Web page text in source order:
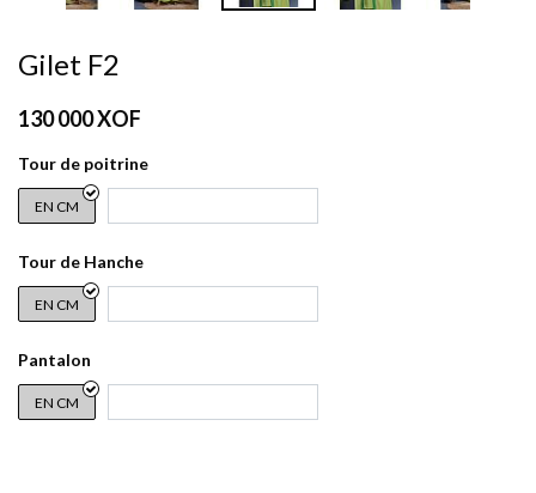
Gilet F2
130 000XOF
Tour de poitrine
EN CM
Tour de Hanche
EN CM
Pantalon
EN CM